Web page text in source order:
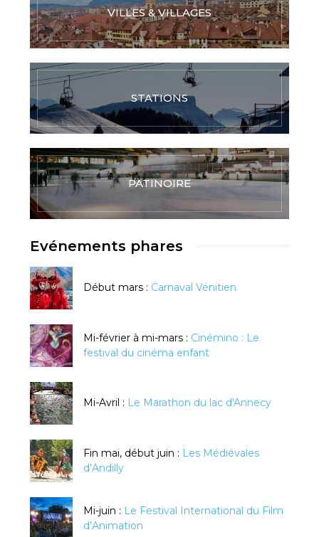
VILLES & VILLAGES
STATIONS
PATINOIRE
Evénements phares
Début mars : Carnaval Vénitien
Mi-février à mi-mars : Cinémino : Le
festival du cinéma enfant
Mi-Avril : Le Marathon du lac d'Annecy
Fin mai, début juin : Les Médiévales
d’Andilly
Mi-juin : Le Festival International du Film
d’Animation